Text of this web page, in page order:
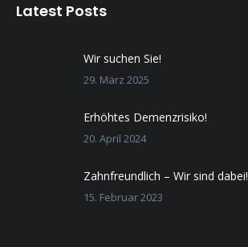
Latest Posts
Wir suchen Sie!
29. März 2025
Erhöhtes Demenzrisiko!
20. April 2024
Zahnfreundlich – Wir sind dabei!
15. Februar 2023